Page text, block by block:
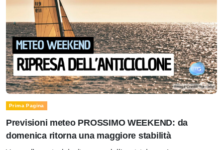
Prima Pagina
Previsioni meteo PROSSIMO WEEKEND: da
domenica ritorna una maggiore stabilità